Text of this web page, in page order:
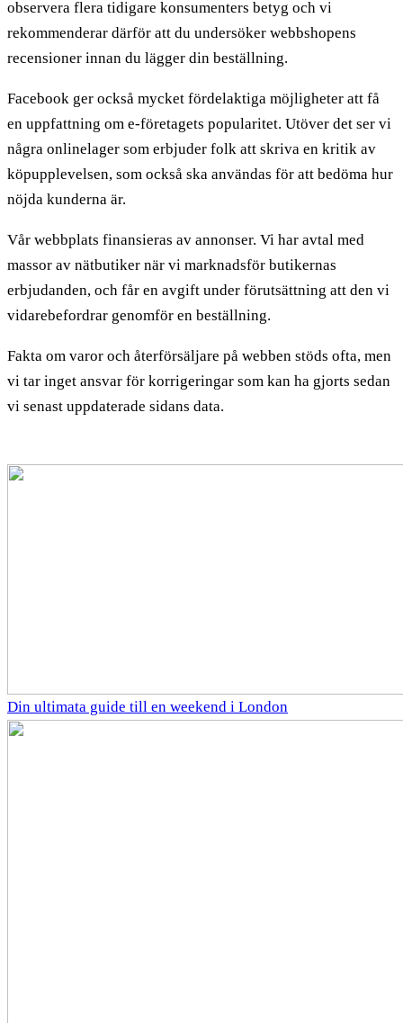
observera flera tidigare konsumenters betyg och vi
rekommenderar därför att du undersöker webbshopens
recensioner innan du lägger din beställning.
Facebook ger också mycket fördelaktiga möjligheter att få
en uppfattning om e-företagets popularitet. Utöver det ser vi
några onlinelager som erbjuder folk att skriva en kritik av
köpupplevelsen, som också ska användas för att bedöma hur
nöjda kunderna är.
Vår webbplats finansieras av annonser. Vi har avtal med
massor av nätbutiker när vi marknadsför butikernas
erbjudanden, och får en avgift under förutsättning att den vi
vidarebefordrar genomför en beställning.
Fakta om varor och återförsäljare på webben stöds ofta, men
vi tar inget ansvar för korrigeringar som kan ha gjorts sedan
vi senast uppdaterade sidans data.
Din ultimata guide till en weekend i London